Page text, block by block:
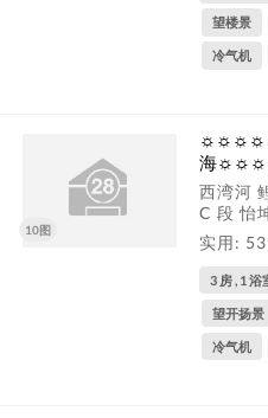
望楼景
冷气机
10图
海
西湾河
C 段 怡
实用:
3 房 , 1 浴
望开扬景
冷气机